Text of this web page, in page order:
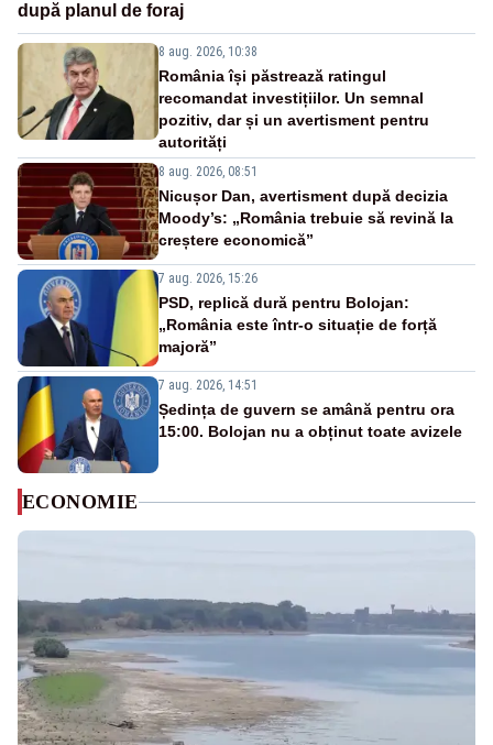
după planul de foraj
8 aug. 2026, 10:38
România își păstrează ratingul
recomandat investițiilor. Un semnal
pozitiv, dar și un avertisment pentru
autorități
8 aug. 2026, 08:51
Nicușor Dan, avertisment după decizia
Moody’s: „România trebuie să revină la
creștere economică”
7 aug. 2026, 15:26
PSD, replică dură pentru Bolojan:
„România este într-o situație de forță
majoră”
7 aug. 2026, 14:51
Ședința de guvern se amână pentru ora
15:00. Bolojan nu a obținut toate avizele
ECONOMIE